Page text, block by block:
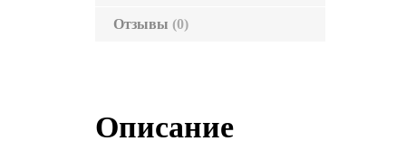
Отзывы (0)
Описание